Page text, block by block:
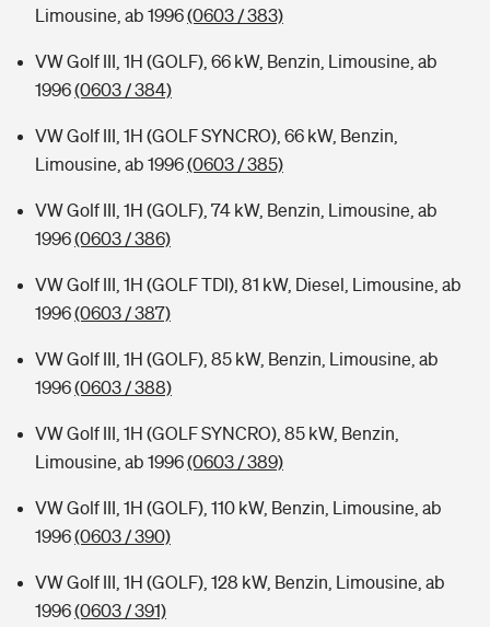
Limousine, ab 1996(0603 / 383)
VW Golf III, 1H (GOLF), 66 kW, Benzin, Limousine, ab
1996(0603 / 384)
VW Golf III, 1H (GOLF SYNCRO), 66 kW, Benzin,
Limousine, ab 1996(0603 / 385)
VW Golf III, 1H (GOLF), 74 kW, Benzin, Limousine, ab
1996(0603 / 386)
VW Golf III, 1H (GOLF TDI), 81 kW, Diesel, Limousine, ab
1996(0603 / 387)
VW Golf III, 1H (GOLF), 85 kW, Benzin, Limousine, ab
1996(0603 / 388)
VW Golf III, 1H (GOLF SYNCRO), 85 kW, Benzin,
Limousine, ab 1996(0603 / 389)
VW Golf III, 1H (GOLF), 110 kW, Benzin, Limousine, ab
1996(0603 / 390)
VW Golf III, 1H (GOLF), 128 kW, Benzin, Limousine, ab
1996(0603 / 391)